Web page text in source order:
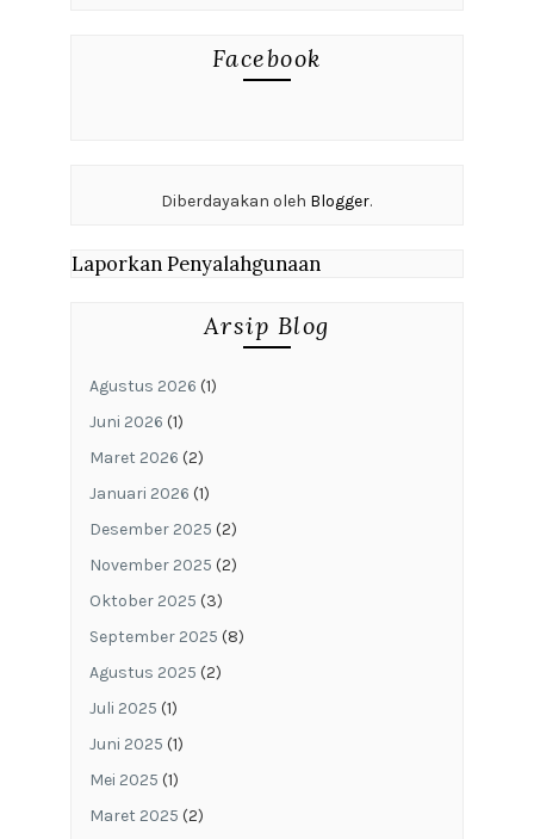
Facebook
Diberdayakan oleh Blogger.
Laporkan Penyalahgunaan
Arsip Blog
Agustus 2026 (1)
Juni 2026 (1)
Maret 2026 (2)
Januari 2026 (1)
Desember 2025 (2)
November 2025 (2)
Oktober 2025 (3)
September 2025 (8)
Agustus 2025 (2)
Juli 2025 (1)
Juni 2025 (1)
Mei 2025 (1)
Maret 2025 (2)